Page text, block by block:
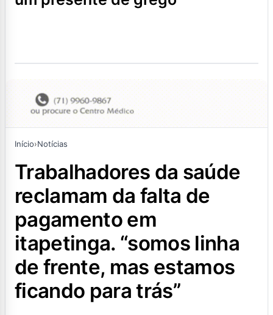
Início›Notícias
trabalhadores da saúde
reclamam da falta de
pagamento em
itapetinga. “somos linha
de frente, mas estamos
ficando para trás”